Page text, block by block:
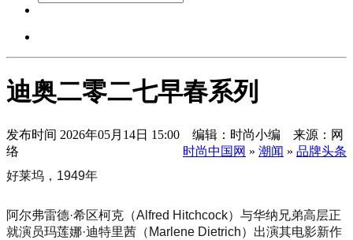
迪奥二零二七早春系列
发布时间 2026年05月14日 15:00 编辑：时尚小编 来源：网
络
时尚中国网 » 潮闻 » 品牌头条
好莱坞，1949年
阿尔弗雷德·希区柯克（Alfred Hitchcock）与华纳兄弟高层正
就演员玛莲娜·迪特里茜（Marlene Dietrich）出演其电影新作